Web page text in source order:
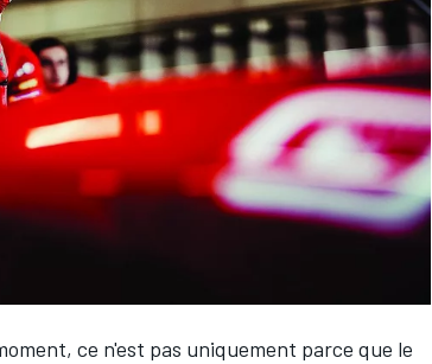
ce n'est pas uniquement parce que le